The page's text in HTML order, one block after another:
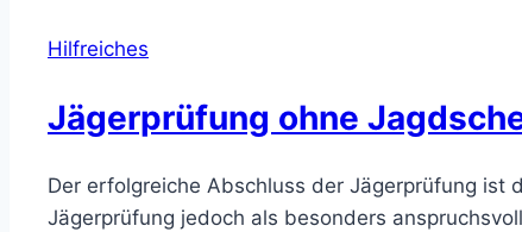
Hilfreiches
Jägerprüfung ohne
Der erfolgreiche Abschluss der Jägerprüfung ist
Jägerprüfung jedoch als besonders